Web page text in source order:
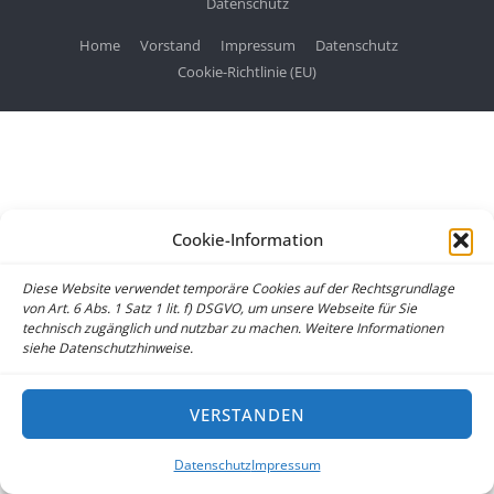
Cookie-Information
Diese Website verwendet temporäre Cookies auf der Rechtsgrundlage
von Art. 6 Abs. 1 Satz 1 lit. f) DSGVO, um unsere Webseite für Sie
technisch zugänglich und nutzbar zu machen. Weitere Informationen
siehe Datenschutzhinweise.
VERSTANDEN
DatenschutzImpressum
Home Vorstand Impressum
Datenschutz
Cookie-Richtlinie (EU)